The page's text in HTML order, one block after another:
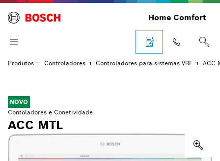
Home Comfort
Produtos Controladores Controladores para sistemas VRF ACC
NOVO
Contoladores e Conetividade
ACC MTL